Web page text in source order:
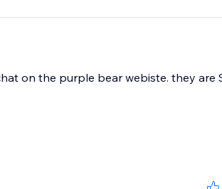
on the purple bear webiste. they are